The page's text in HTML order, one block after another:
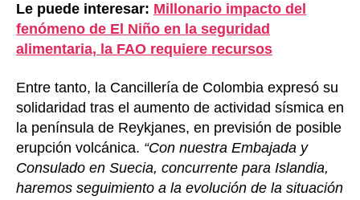
Le puede interesar: Millonario impacto del
fenómeno de El Niño en la seguridad
alimentaria, la FAO requiere recursos
Entre tanto, la Cancillería de Colombia expresó su
solidaridad tras el aumento de actividad sísmica en
la península de Reykjanes, en previsión de posible
erupción volcánica. “Con nuestra Embajada y
Consulado en Suecia, concurrente para Islandia,
haremos seguimiento a la evolución de la situación